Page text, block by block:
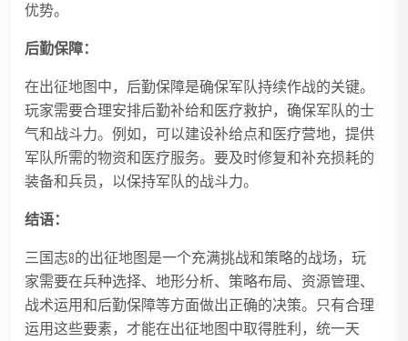
优势。
后勤保障：
在出征地图中，后勤保障是确保军队持续作战的关键。
玩家需要合理安排后勤补给和医疗救护，确保军队的士
气和战斗力。例如，可以建设补给点和医疗营地，提供
军队所需的物资和医疗服务。要及时修复和补充损耗的
装备和兵员，以保持军队的战斗力。
结语：
三国志8的出征地图是一个充满挑战和策略的战场，玩
家需要在兵种选择、地形分析、策略布局、资源管理、
战术运用和后勤保障等方面做出正确的决策。只有合理
运用这些要素，才能在出征地图中取得胜利，统一天